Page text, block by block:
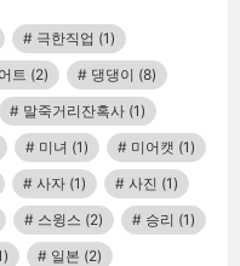
극한직업 (1)
트 (2) 댕댕이 (8)
말죽거리잔혹사 (1)
미녀 (1) 미어캣 (1)
사자 (1) 사진 (1)
스윙스 (2) 승리 (1)
일본 (2)